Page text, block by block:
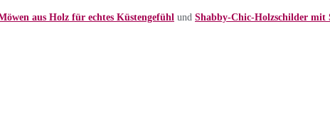
aus Holz für echtes Küstengefühl und Shabby-Chic-Holzschilder mit